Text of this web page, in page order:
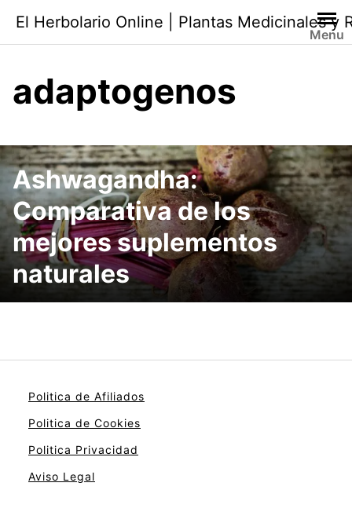
contenido
El Herbolario Online | Plantas Medicinales y
Menu
adaptogenos
Ashwagandha:
Comparativa de los
mejores suplementos
naturales
Politica de Afiliados
Politica de Cookies
Politica Privacidad
Aviso Legal